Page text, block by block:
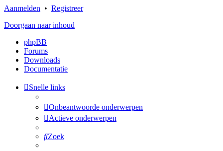
Aanmelden • Registreer
Doorgaan naar inhoud
phpBB
Forums
Downloads
Documentatie
Snelle links
Onbeantwoorde onderwerpen
Actieve onderwerpen
Zoek